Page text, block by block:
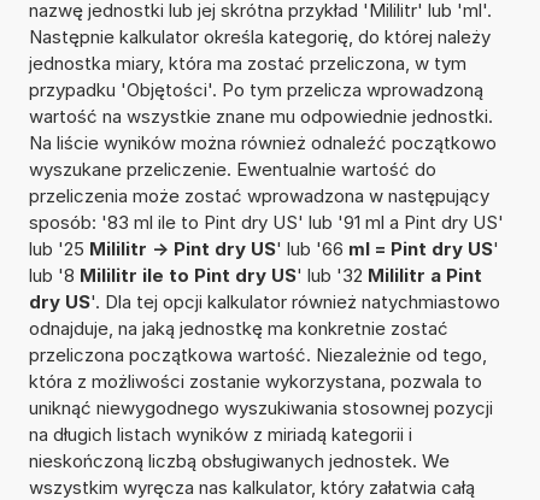
nazwę jednostki lub jej skrótna przykład 'Mililitr' lub 'ml'.
Następnie kalkulator określa kategorię, do której należy
jednostka miary, która ma zostać przeliczona, w tym
przypadku 'Objętości'. Po tym przelicza wprowadzoną
wartość na wszystkie znane mu odpowiednie jednostki.
Na liście wyników można również odnaleźć początkowo
wyszukane przeliczenie. Ewentualnie wartość do
przeliczenia może zostać wprowadzona w następujący
sposób: '83 ml ile to Pint dry US' lub '91 ml a Pint dry US'
lub '25 Mililitr -> Pint dry US' lub '66 ml = Pint dry US'
lub '8 Mililitr ile to Pint dry US' lub '32 Mililitr a Pint
dry US'. Dla tej opcji kalkulator również natychmiastowo
odnajduje, na jaką jednostkę ma konkretnie zostać
przeliczona początkowa wartość. Niezależnie od tego,
która z możliwości zostanie wykorzystana, pozwala to
uniknąć niewygodnego wyszukiwania stosownej pozycji
na długich listach wyników z miriadą kategorii i
nieskończoną liczbą obsługiwanych jednostek. We
wszystkim wyręcza nas kalkulator, który załatwia całą